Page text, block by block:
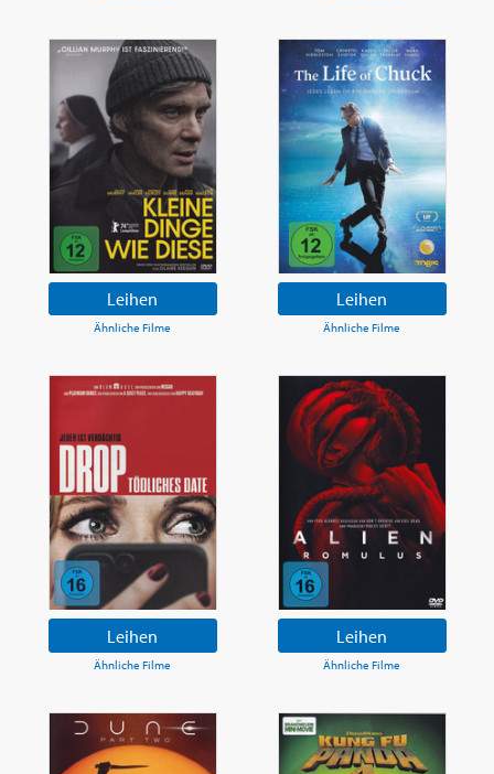
Leihen
Ähnliche Filme
Leihen
Ähnliche Filme
Leihen
Ähnliche Filme
Leihen
Ähnliche Filme